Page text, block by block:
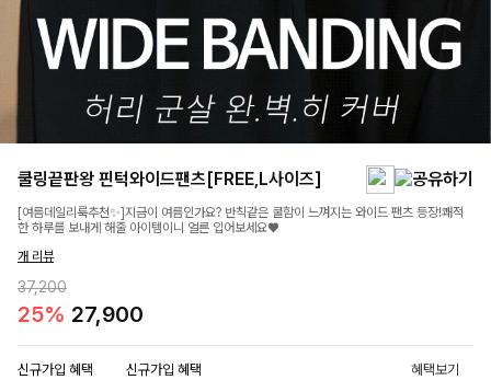
쿨링끝판왕 핀턱와이드팬츠[FREE,L사이즈]
[여름데일리룩추천✨]지금이 여름인가요? 반칙같은 쿨함이 느껴지는 와이드 팬츠 등장!쾌적
한 하루를 보내게 해줄 아이템이니 얼른 입어보세요♥
개 리뷰
37,200
25% 27,900
신규가입 혜택 신규가입 혜택 혜택보기